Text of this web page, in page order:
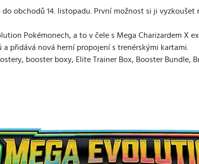
do obchodů 14. listopadu. První možnost si ji
Pokémonech, a to v čele s Mega Charizardem X
přidává nová herní propojení s trenérskými kartami.
booster boxy, Elite Trainer Box, Booster Bundle,